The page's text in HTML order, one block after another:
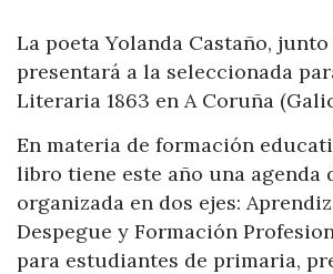
La poeta Yolanda Castaño, junto
presentará a la seleccionada
Literaria 1863 en A Coruña
En materia de formación
libro tiene este año una agenda
organizada en dos ejes:
Despegue y Formación
para estudiantes de primaria,